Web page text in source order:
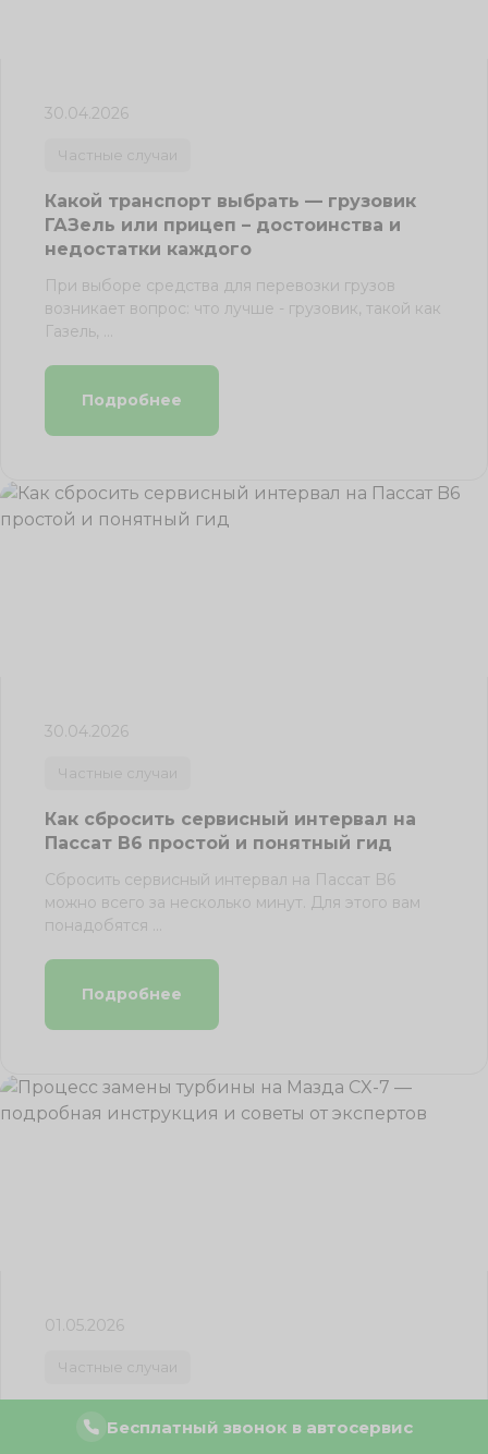
30.04.2026
Частные случаи
Какой транспорт выбрать — грузовик
ГАЗель или прицеп – достоинства и
недостатки каждого
При выборе средства для перевозки грузов
возникает вопрос: что лучше - грузовик, такой как
Газель, ...
Подробнее
30.04.2026
Частные случаи
Как сбросить сервисный интервал на
Пассат B6 простой и понятный гид
Сбросить сервисный интервал на Пассат B6
можно всего за несколько минут. Для этого вам
понадобятся ...
Подробнее
01.05.2026
Частные случаи
7 — подробная инструкция и советы от
Бесплатный звонок в автосервис